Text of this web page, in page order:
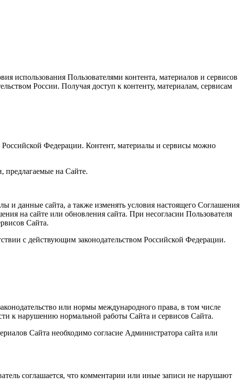
использования Пользователями контента, материалов и сервисов
России. Получая доступ к контенту, материалам, сервисам
Российской Федерации. Контент, материалы и сервисы можно
предлагаемые на Сайте.
и данные сайта, а также изменять условия настоящего Соглашения
на сайте или обновления сайта. При несогласии Пользователя
Сайта.
с действующим законодательством Российской Федерации.
или нормы международного права, в том числе
к нарушению нормальной работы Сайта и сервисов Сайта.
Сайта необходимо согласие Администратора сайта или
соглашается, что комментарии или иные записи не нарушают